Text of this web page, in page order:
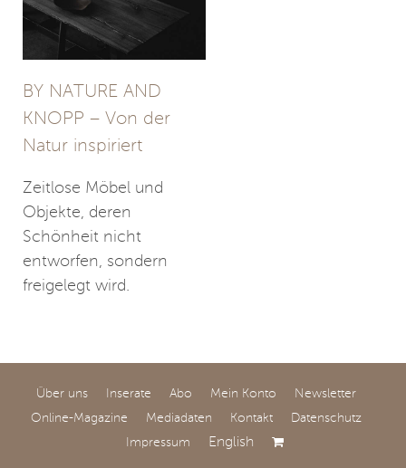
BY NATURE AND
KNOPP – Von der
Natur inspiriert
Zeitlose Möbel und
Objekte, deren
Schönheit nicht
entworfen, sondern
freigelegt wird.
Über uns Inserate Abo Mein Konto
Newsletter
Online-Magazine
Mediadaten Kontakt
Datenschutz
Impressum
English